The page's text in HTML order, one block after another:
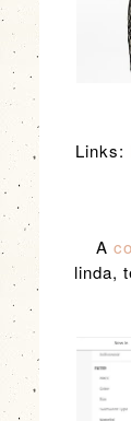
Links:
A
linda,